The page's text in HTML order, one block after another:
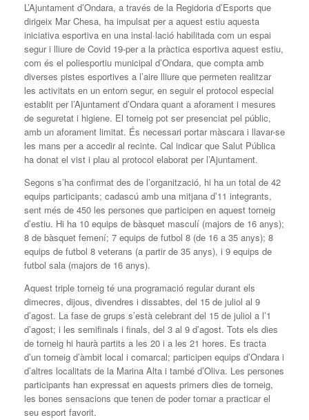
L’Ajuntament d’Ondara, a través de la Regidoria d’Esports que
dirigeix Mar Chesa, ha impulsat per a aquest estiu aquesta
iniciativa esportiva en una instal·lació habilitada com un espai
segur i lliure de Covid 19-per a la pràctica esportiva aquest estiu,
com és el poliesportiu municipal d’Ondara, que compta amb
diverses pistes esportives a l’aire lliure que permeten realitzar
les activitats en un entorn segur, en seguir el protocol especial
establit per l’Ajuntament d’Ondara quant a aforament i mesures
de seguretat i higiene. El torneig pot ser presenciat pel públic,
amb un aforament limitat. És necessari portar màscara i llavar-se
les mans per a accedir al recinte. Cal indicar que Salut Pública
ha donat el vist i plau al protocol elaborat per l’Ajuntament.
Segons s’ha confirmat des de l’organització, hi ha un total de 42
equips participants; cadascú amb una mitjana d’11 integrants,
sent més de 450 les persones que participen en aquest torneig
d’estiu. Hi ha 10 equips de bàsquet masculí (majors de 16 anys);
8 de bàsquet femení; 7 equips de futbol 8 (de 16 a 35 anys); 8
equips de futbol 8 veterans (a partir de 35 anys), i 9 equips de
futbol sala (majors de 16 anys).
Aquest triple torneig té una programació regular durant els
dimecres, dijous, divendres i dissabtes, del 15 de juliol al 9
d’agost. La fase de grups s’està celebrant del 15 de juliol a l’1
d’agost; i les semifinals i finals, del 3 al 9 d’agost. Tots els dies
de torneig hi haurà partits a les 20 i a les 21 hores. Es tracta
d’un torneig d’àmbit local i comarcal; participen equips d’Ondara i
d’altres localitats de la Marina Alta i també d’Oliva. Les persones
participants han expressat en aquests primers dies de torneig,
les bones sensacions que tenen de poder tornar a practicar el
seu esport favorit.